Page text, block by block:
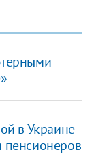
в Украине
пенсионеров